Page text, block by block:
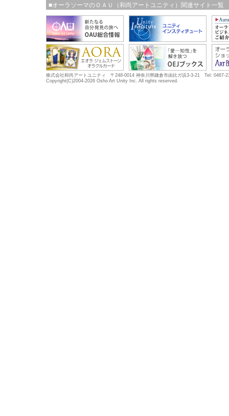
■オーラソーマのＯＡＵ（和尚アートユニティ）関連サイト一覧
株式会社和尚アートユニティ 〒248-0014 神奈川県鎌倉市由比ガ浜3-3-21 Tel: 0467-
Copyright(C)2004-2026 Osho Art Unity Inc. All rights reserved.